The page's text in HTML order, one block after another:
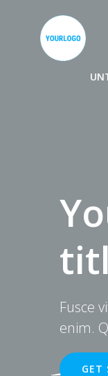
springen
Fusce
enim.
GET